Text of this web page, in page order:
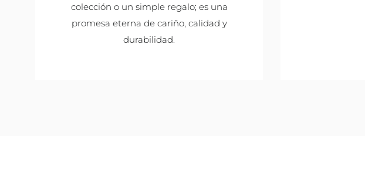
colección o un simple regalo; es una
promesa eterna de cariño, calidad y
durabilidad.